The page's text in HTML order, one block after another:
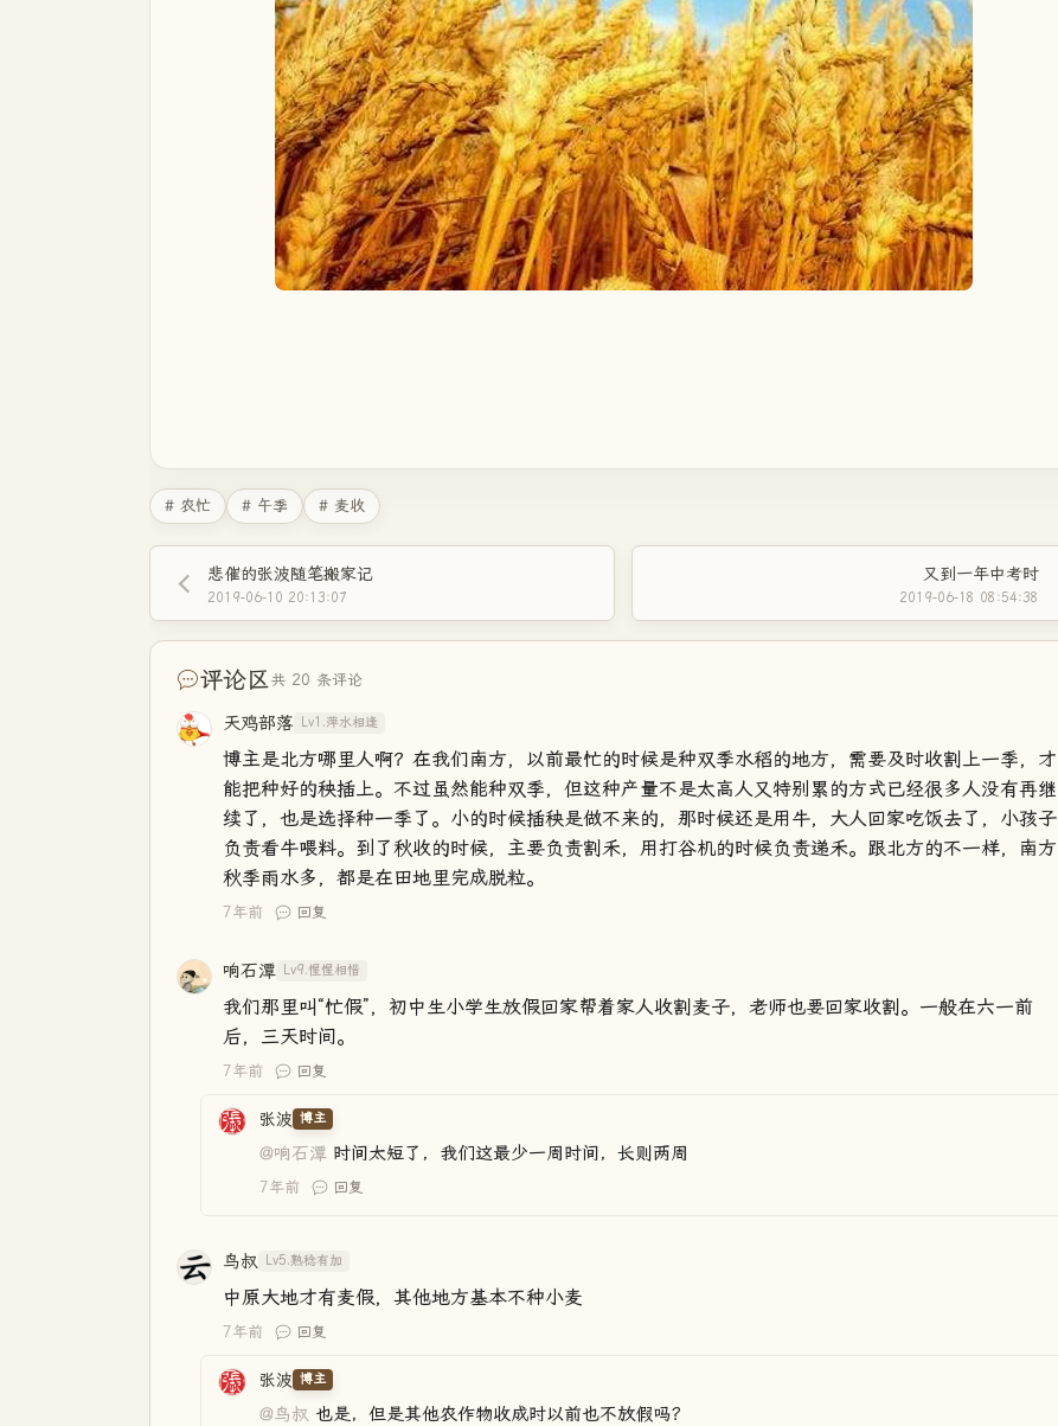
# 农忙 # 午季 # 麦收
悲催的张波随笔搬家记
2019-06-10 20:13:07
又到一年中考时
2019-06-18 08:54:38
评论区共 20 条评论
天鸡部落 Lv1.萍水相逢
博主是北方哪里人啊？在我们南方，以前最忙的时候是种双季水稻的地方，需要及时收割上一季，才
能把种好的秧插上。不过虽然能种双季，但这种产量不是太高人又特别累的方式已经很多人没有再继
续了，也是选择种一季了。小的时候插秧是做不来的，那时候还是用牛，大人回家吃饭去了，小孩子
负责看牛喂料。到了秋收的时候，主要负责割禾，用打谷机的时候负责递禾。跟北方的不一样，南方
秋季雨水多，都是在田地里完成脱粒。
7年前 回复
响石潭 Lv9.惺惺相惜
我们那里叫“忙假”，初中生小学生放假回家帮着家人收割麦子，老师也要回家收割。一般在六一前
后，三天时间。
7年前 回复
张波 博主
@响石潭 时间太短了，我们这最少一周时间，长则两周
7年前 回复
鸟叔 Lv5.熟稔有加
中原大地才有麦假，其他地方基本不种小麦
7年前 回复
张波 博主
@鸟叔 也是，但是其他农作物收成时以前也不放假吗？